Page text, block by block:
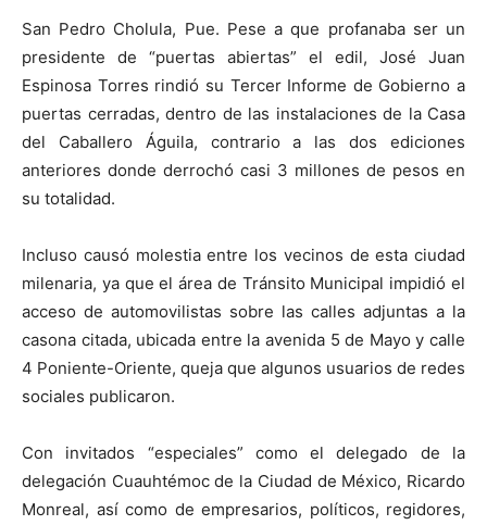
San Pedro Cholula, Pue. Pese a que profanaba ser un
presidente de “puertas abiertas” el edil, José Juan
Espinosa Torres rindió su Tercer Informe de Gobierno a
puertas cerradas, dentro de las instalaciones de la Casa
del Caballero Águila, contrario a las dos ediciones
anteriores donde derrochó casi 3 millones de pesos en
su totalidad.
Incluso causó molestia entre los vecinos de esta ciudad
milenaria, ya que el área de Tránsito Municipal impidió el
acceso de automovilistas sobre las calles adjuntas a la
casona citada, ubicada entre la avenida 5 de Mayo y calle
4 Poniente-Oriente, queja que algunos usuarios de redes
sociales publicaron.
Con invitados “especiales” como el delegado de la
delegación Cuauhtémoc de la Ciudad de México, Ricardo
Monreal, así como de empresarios, políticos, regidores,